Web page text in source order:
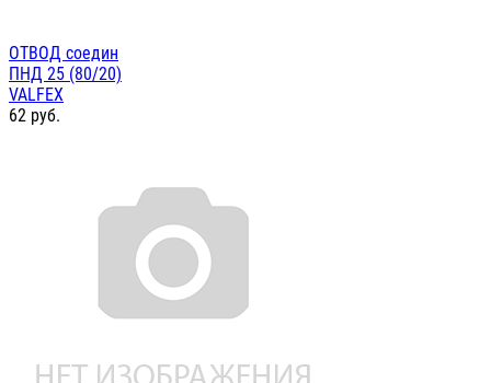
ОТВОД соедин
ПНД 25 (80/20)
VALFEX
62 руб.